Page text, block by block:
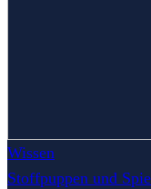
Wissen
Stoffpuppen und